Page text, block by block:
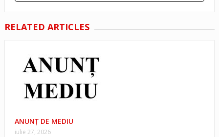
RELATED ARTICLES
ANUNŢ DE MEDIU
iulie 27, 2026